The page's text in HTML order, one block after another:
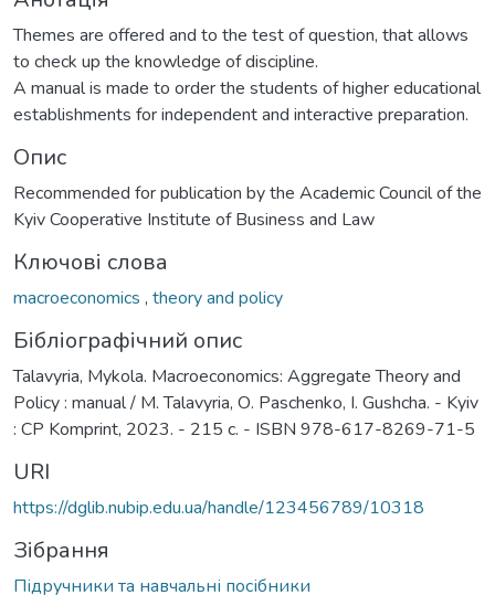
Themes are offered and to the test of question, that allows
to check up the knowledge of discipline.
A manual is made to order the students of higher educational
establishments for independent and interactive preparation.
Опис
Recommended for publication by the Academic Council of the
Kyiv Cooperative Institute of Business and Law
Ключові слова
macroeconomics , theory and policy
Бібліографічний опис
Talavyria, Mykola. Macroeconomics: Aggregate Theory and
Policy : manual / М. Talavyria, О. Paschenko, I. Gushcha. - Kyiv
: CP Komprint, 2023. - 215 с. - ISBN 978-617-8269-71-5
URI
https://dglib.nubip.edu.ua/handle/123456789/10318
Зібрання
Підручники та навчальні посібники